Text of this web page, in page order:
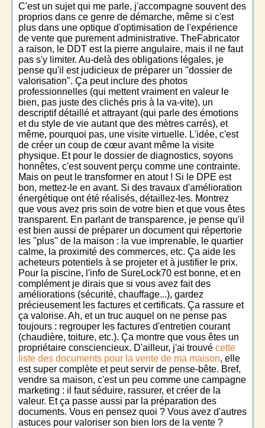
C'est un sujet qui me parle, j'accompagne souvent des
proprios dans ce genre de démarche, même si c'est
plus dans une optique d'optimisation de l'expérience
de vente que purement administrative. TheFabricator
a raison, le DDT est la pierre angulaire, mais il ne faut
pas s'y limiter. Au-delà des obligations légales, je
pense qu'il est judicieux de préparer un "dossier de
valorisation". Ça peut inclure des photos
professionnelles (qui mettent vraiment en valeur le
bien, pas juste des clichés pris à la va-vite), un
descriptif détaillé et attrayant (qui parle des émotions
et du style de vie autant que des mètres carrés), et
même, pourquoi pas, une visite virtuelle. L'idée, c'est
de créer un coup de cœur avant même la visite
physique. Et pour le dossier de diagnostics, soyons
honnêtes, c'est souvent perçu comme une contrainte.
Mais on peut le transformer en atout ! Si le DPE est
bon, mettez-le en avant. Si des travaux d'amélioration
énergétique ont été réalisés, détaillez-les. Montrez
que vous avez pris soin de votre bien et que vous êtes
transparent. En parlant de transparence, je pense qu'il
est bien aussi de préparer un document qui répertorie
les "plus" de la maison : la vue imprenable, le quartier
calme, la proximité des commerces, etc. Ça aide les
acheteurs potentiels à se projeter et à justifier le prix.
Pour la piscine, l'info de SureLock70 est bonne, et en
complément je dirais que si vous avez fait des
améliorations (sécurité, chauffage...), gardez
précieusement les factures et certificats. Ça rassure et
ça valorise. Ah, et un truc auquel on ne pense pas
toujours : regrouper les factures d'entretien courant
(chaudière, toiture, etc.). Ça montre que vous êtes un
propriétaire consciencieux. D'ailleur, j'ai trouvé cette
liste des documents pour la vente de ma maison, elle
est super complète et peut servir de pense-bête. Bref,
vendre sa maison, c'est un peu comme une campagne
marketing : il faut séduire, rassurer, et créer de la
valeur. Et ça passe aussi par la préparation des
documents. Vous en pensez quoi ? Vous avez d'autres
astuces pour valoriser son bien lors de la vente ?